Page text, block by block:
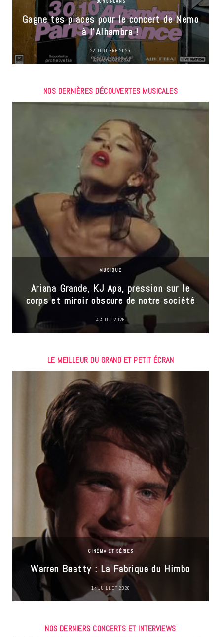
BONS PLANS
Gagne tes places pour le concert de Nemo
à l’Alhambra !
22 OCTOBRE 2025
NOS DERNIÈRES DÉCOUVERTES MUSICALES
MUSIQUE
Ariana Grande, KJ Apa, pression sur le
corps et miroir obscure de notre société
4 AOÛT 2026
LE MEILLEUR DU GRAND ET PETIT ÉCRAN
CINÉMA ET SÉRIES
Warren Beatty : La Fabrique du Himbo
14 JUILLET 2026
NOS DERNIERS CONCERTS ET INTERVIEWS